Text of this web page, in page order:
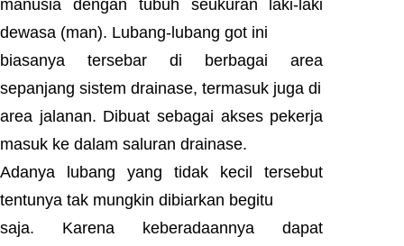
manusia dengan tubuh seukuran laki-laki
dewasa (man). Lubang-lubang got ini
biasanya tersebar di berbagai area
sepanjang sistem drainase, termasuk juga di
area jalanan. Dibuat sebagai akses pekerja
masuk ke dalam saluran drainase.
Adanya lubang yang tidak kecil tersebut
tentunya tak mungkin dibiarkan begitu
saja. Karena keberadaannya dapat